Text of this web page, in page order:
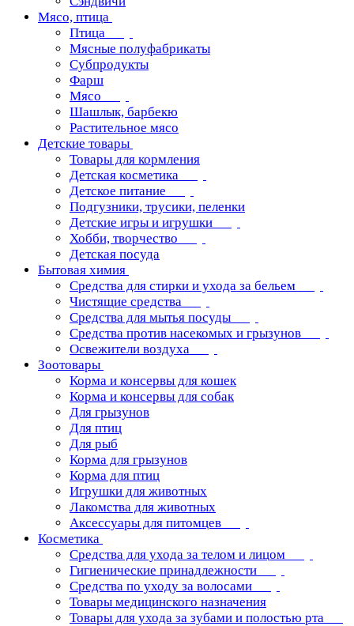
Мясо, птица
Птица
Мясные полуфабрикаты
Субпродукты
Фарш
Мясо
Шашлык, барбекю
Растительное мясо
Детские товары
Товары для кормления
Детская косметика
Детское питание
Подгузники, трусики, пеленки
Детские игры и игрушки
Хобби, творчество
Детская посуда
Бытовая химия
Средства для стирки и ухода за бельем
Чистящие средства
Средства для мытья посуды
Средства против насекомых и грызунов
Освежители воздуха
Зоотовары
Корма и консервы для кошек
Корма и консервы для собак
Для грызунов
Для птиц
Для рыб
Корма для грызунов
Корма для птиц
Игрушки для животных
Лакомства для животных
Аксессуары для питомцев
Косметика
Средства для ухода за телом и лицом
Гигиенические принадлежности
Средства по уходу за волосами
Товары медицинского назначения
Товары для ухода за зубами и полостью рта